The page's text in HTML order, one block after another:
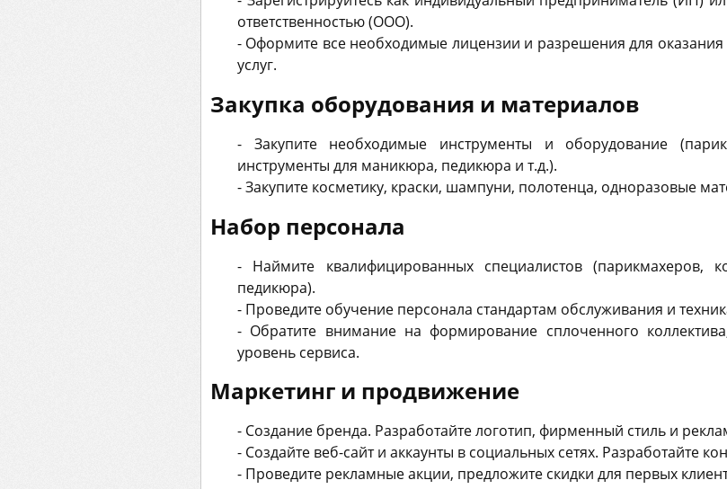
ответственностью (ООО).
- Оформите все необходимые лицензии и разрешения для оказания
услуг.
Закупка оборудования и материалов
- Закупите необходимые инструменты и оборудование
инструменты для маникюра, педикюра и т.д.).
- Закупите косметику, краски, шампуни, полотенца, одноразовые
Набор персонала
- Наймите квалифицированных специалистов (парикмахеров,
педикюра).
- Проведите обучение персонала стандартам обслуживания и
- Обратите внимание на формирование сплоченного
уровень сервиса.
Маркетинг и продвижение
- Создание бренда. Разработайте логотип, фирменный стиль и
- Создайте веб-сайт и аккаунты в социальных сетях. Разработайте
- Проведите рекламные акции, предложите скидки для первых